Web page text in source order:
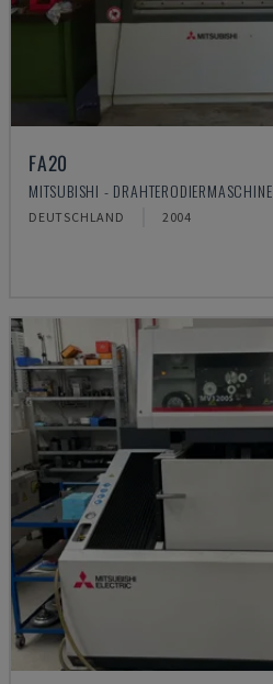
FA20
MITSUBISHI - DRAHTERODIERMASCHINE
DEUTSCHLAND 2004